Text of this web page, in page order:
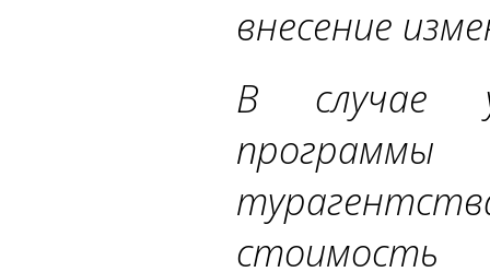
внесение
В случае
стоимость